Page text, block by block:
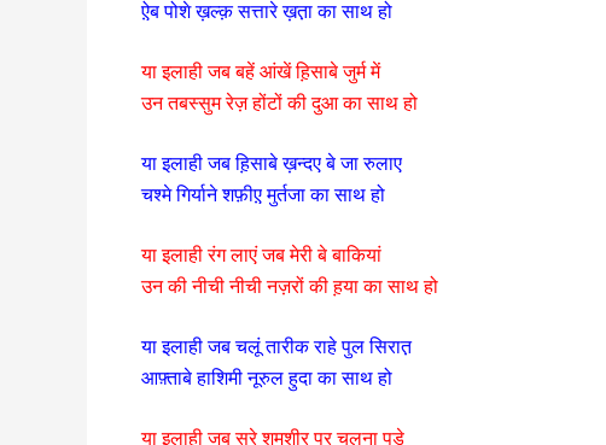
ऐ़ब पोशे ख़ल्क़ सत्तारे ख़त़ा का साथ हो
या इलाही जब बहें आंखें ह़िसाबे जुर्म में
उन तबस्सुम रेज़ होंटों की दुआ का साथ हो
या इलाही जब ह़िसाबे ख़न्दए बे जा रुलाए
चश्मे गिर्याने शफ़ीए़ मुर्तजा का साथ हो
या इलाही रंग लाएं जब मेरी बे बाकियां
उन की नीची नीची नज़रों की ह़या का साथ हो
या इलाही जब चलूं तारीक राहे पुल सिरात़
आफ़्ताबे हाशिमी नूरुल हुदा का साथ हो
या इलाही जब सरे शमशीर पर चलना पड़े